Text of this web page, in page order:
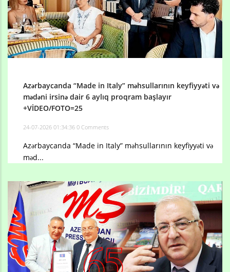
Azərbaycanda “Made in Italy” məhsullarının keyfiyyəti və
mədəni irsinə dair 6 aylıq proqram başlayır
+VİDEO/FOTO=25
24-07-2026 01:34:36 0 Comments
Azərbaycanda “Made in Italy” məhsullarının keyfiyyəti və
məd...